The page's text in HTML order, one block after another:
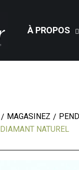
À PROPOS
MAGASINEZ
DIAMANT NATUREL